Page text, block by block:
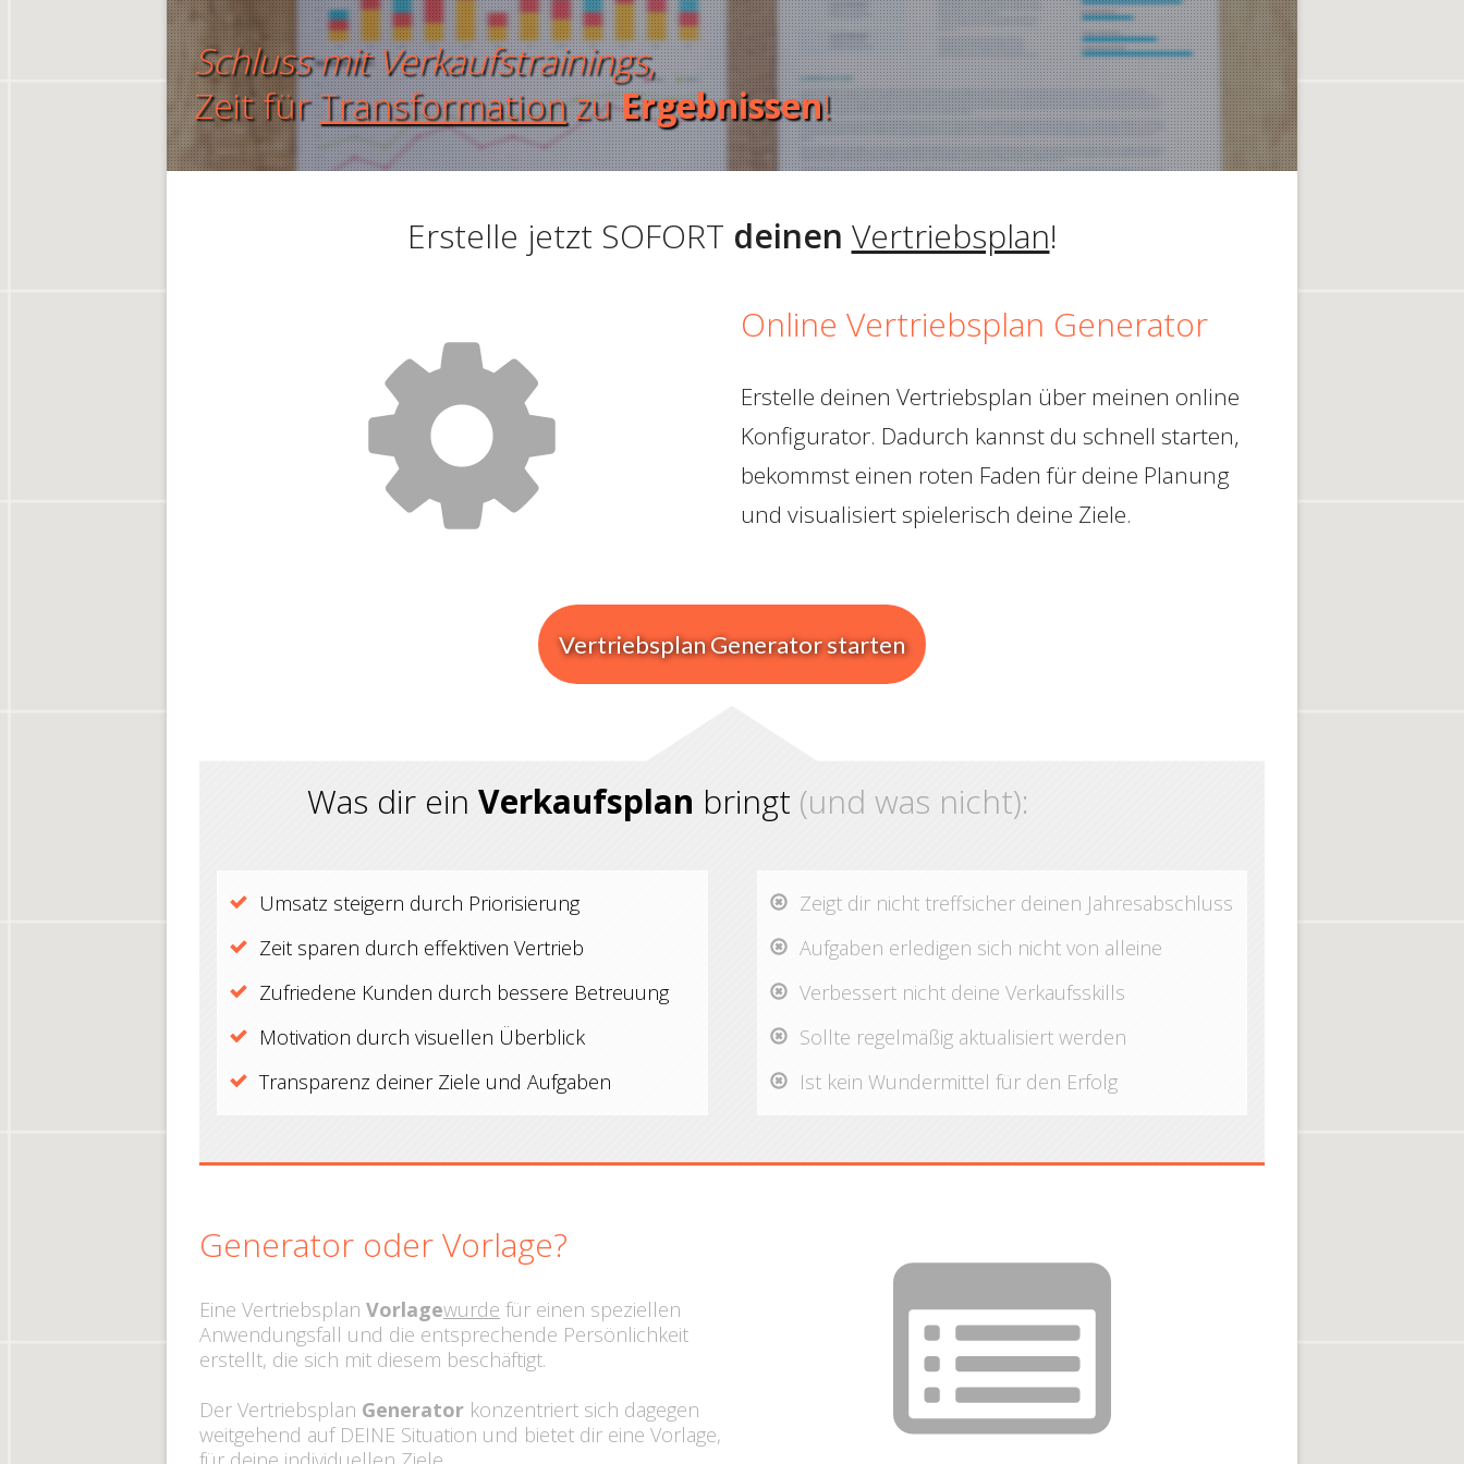
Schluss mit Verkaufstrainings,
Zeit fürTransformationzuErgebnissen!
Erstelle jetzt SOFORT deinen Vertriebsplan!
Online Vertriebsplan Generator
​Erstelle deinen Vertriebsplan über meinen online
Konfigurator. ​Dadurch kannst du schnell starten,
bekommst einen roten Faden für deine Planung
und ​visualisiert ​spielerisch deine Ziele.
​Vertriebsplan Generator starten
​Was dir ein Verkaufsplan bringt (und was nicht):
​Umsatz steigern durch Priorisierung
​Zeit sparen durch ​effektiven Vertrieb
​Zufriedene Kunden ​durch​ bessere Betreuung
​Motivation durch ​visuellen Überblick
​Transparenz deiner Ziele und Aufgaben
​Zeigt dir nicht ​treffsicher deinen Jahresabschluss
​Aufgaben ​erledigen sich nicht von alleine
​Verbessert nicht deine Verkaufsskills
​Sollte regelmäßig aktualisiert werden
​​Ist kein Wundermittel für den Erfolg
​Generator oder Vorlage?
​Eine Vertriebsplan​ Vorlage​wurde ​für einen speziellen
Anwendungsfall ​und ​die​ entsprechende Persönlichkeit ​
erstellt, die sich mit diesem beschäftigt.
Der Vertriebsplan Generator konzentriert sich dagegen ​
weitgehend auf ​DEINE ​Situation und​ bietet dir eine Vorlage,